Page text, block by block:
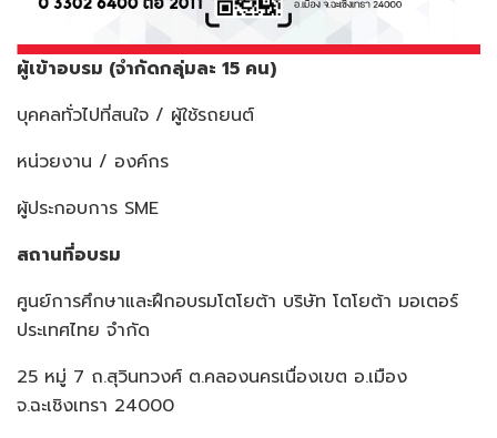
ผู้เข้าอบรม (จำกัดกลุ่มละ 15 คน)
บุคคลทั่วไปที่สนใจ / ผู้ใช้รถยนต์
หน่วยงาน / องค์กร
ผู้ประกอบการ SME
สถานที่อบรม
ศูนย์การศึกษาและฝึกอบรมโตโยต้า บริษัท โตโยต้า มอเตอร์
ประเทศไทย จำกัด
25 หมู่ 7 ถ.สุวินทวงศ์ ต.คลองนครเนื่องเขต อ.เมือง
จ.ฉะเชิงเทรา 24000